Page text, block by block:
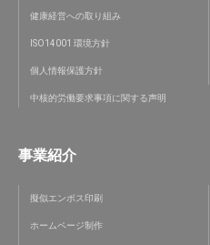
健康経営への取り組み
ISO14001 環境方針
個人情報保護方針
中核的労働要求事項に関する声明
事業紹介
擬似エンボス印刷
ホームページ制作